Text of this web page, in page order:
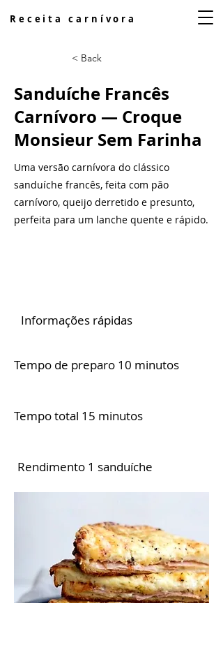
Receita carnívora
< Back
Sanduíche Francês
Carnívoro — Croque
Monsieur Sem Farinha
Uma versão carnívora do clássico
sanduíche francês, feita com pão
carnívoro, queijo derretido e presunto,
perfeita para um lanche quente e rápido.
Informações rápidas
Tempo de preparo 10 minutos
Tempo total 15 minutos
Rendimento 1 sanduíche